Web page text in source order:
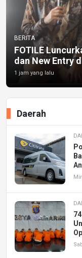
BERITA
FOTILE
dan New Entry
1 jam yang lalu
Daerah